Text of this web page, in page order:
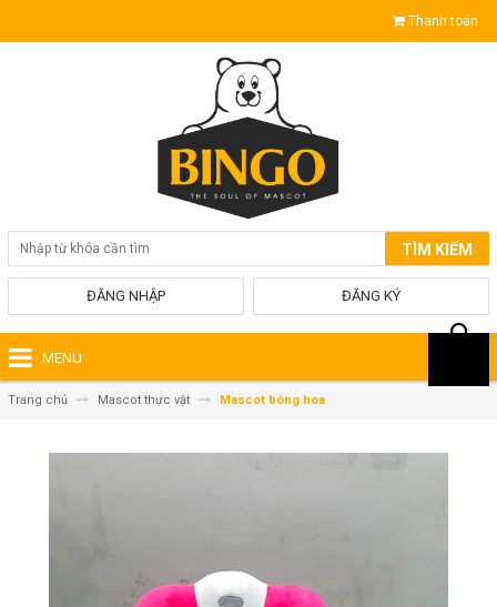
Thanh toán
TÌM KIẾM
ĐĂNG KÝ
ĐĂNG NHẬP
MENU
Trang chủ Mascot thực vật Mascot bông hoa